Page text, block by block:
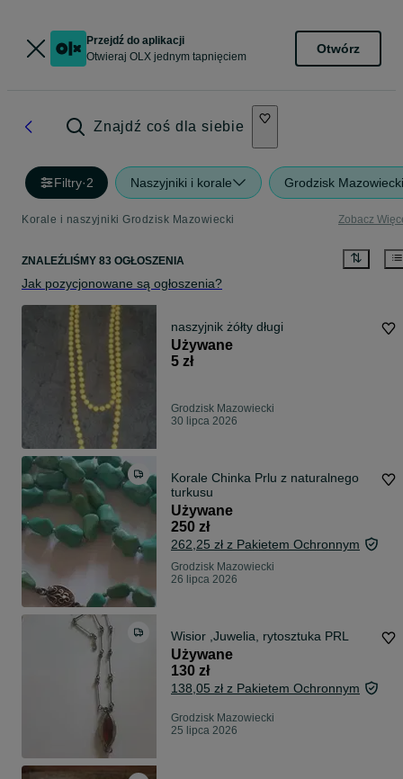
Przejdź do aplikacji
Otwieraj OLX jednym tapnięciem
Otwórz
Znajdź coś dla siebie
Filtry·2 Naszyjniki i korale Grodzisk Mazowiecki
Korale i naszyjniki Grodzisk Mazowiecki Zobacz
ZNALEŹLIŚMY 83 OGŁOSZENIA
Jak pozycjonowane są ogłoszenia?
naszyjnik żółty długi
Używane
5 zł
Grodzisk Mazowiecki
30 lipca 2026
Korale Chinka Prlu z naturalnego
turkusu
Używane
250 zł
262,25 zł z Pakietem Ochronnym
Grodzisk Mazowiecki
26 lipca 2026
Wisior ,Juwelia, rytosztuka PRL
Używane
130 zł
138,05 zł z Pakietem Ochronnym
Grodzisk Mazowiecki
25 lipca 2026